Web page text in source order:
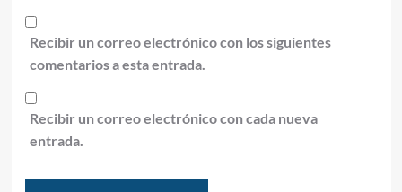
Recibir un correo electrónico con los siguientes
comentarios a esta entrada.
Recibir un correo electrónico con cada nueva
entrada.